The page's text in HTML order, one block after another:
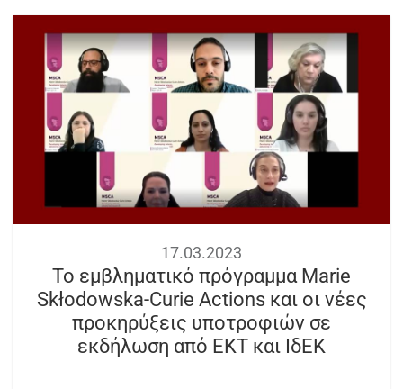
17.03.2023
Το εμβληματικό πρόγραμμα Marie
Skłodowska-Curie Actions και οι νέες
προκηρύξεις υποτροφιών σε
εκδήλωση από ΕΚΤ και ΙδΕΚ